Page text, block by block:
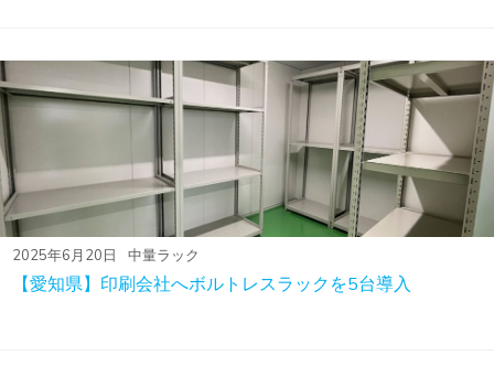
2025年6月20日 中量ラック
【愛知県】印刷会社へボルトレスラックを5台導入